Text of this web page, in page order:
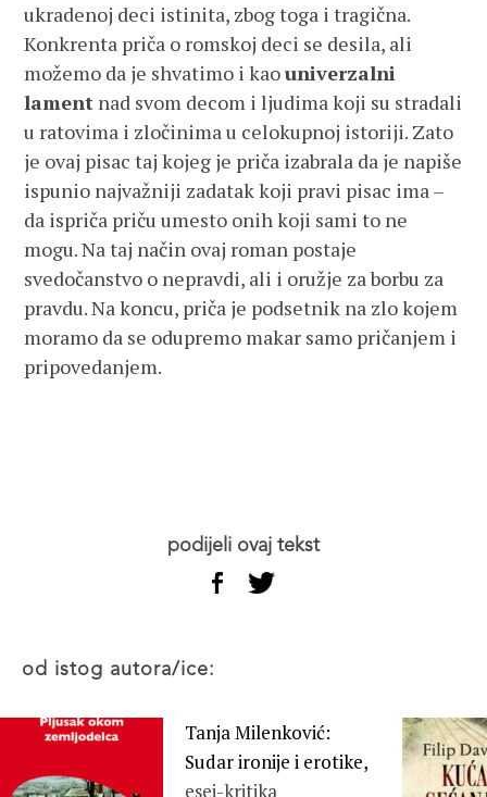
ukradenoj deci istinita, zbog toga i tragična.
Konkrenta priča o romskoj deci se desila, ali
možemo da je shvatimo i kaouniverzalni
lament nad svom decom i ljudima koji su stradali
u ratovima i zločinima u celokupnoj istoriji. Zato
je ovaj pisac taj kojeg je priča izabrala da je napiše
ispunio najvažniji zadatak koji pravi pisac ima –
da ispriča priču umesto onih koji sami to ne
mogu. Na taj način ovaj roman postaje
svedočanstvo o nepravdi, ali i oružje za borbu za
pravdu. Na koncu, priča je podsetnik na zlo kojem
moramo da se odupremo makar samo pričanjem i
pripovedanjem.
podijeli ovaj tekst
od istog autora/ice:
Tanja Milenković:
Sudar ironije i erotike,
esej-kritika